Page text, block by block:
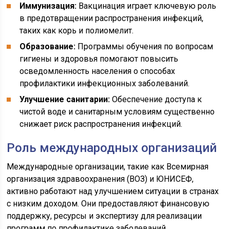
Иммунизация: Вакцинация играет ключевую роль
в предотвращении распространения инфекций,
таких как корь и полиомелит.
Образование: Программы обучения по вопросам
гигиены и здоровья помогают повысить
осведомленность населения о способах
профилактики инфекционных заболеваний.
Улучшение санитарии: Обеспечение доступа к
чистой воде и санитарным условиям существенно
снижает риск распространения инфекций.
Роль международных организаций
Международные организации, такие как Всемирная
организация здравоохранения (ВОЗ) и ЮНИСЕФ,
активно работают над улучшением ситуации в странах
с низким доходом. Они предоставляют финансовую
поддержку, ресурсы и экспертизу для реализации